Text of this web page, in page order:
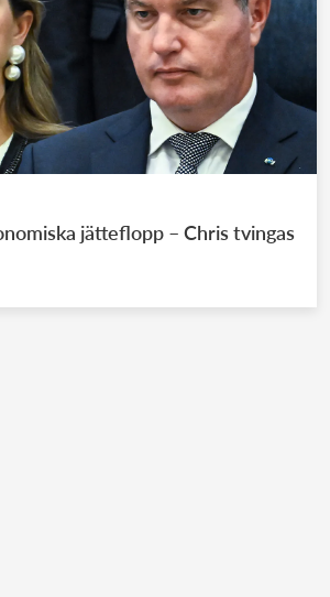
jätteflopp – Chris tvingas